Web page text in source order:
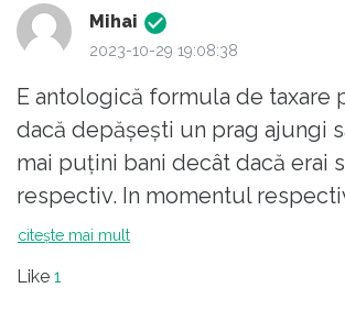
Mihai
2023-10-29 19:08:38
E antologică formula de taxare
dacă depășești un prag ajungi
mai puțini bani decât dacă erai
respectiv. In momentul
respectivă fie își oprește
citește mai mult
Like 1